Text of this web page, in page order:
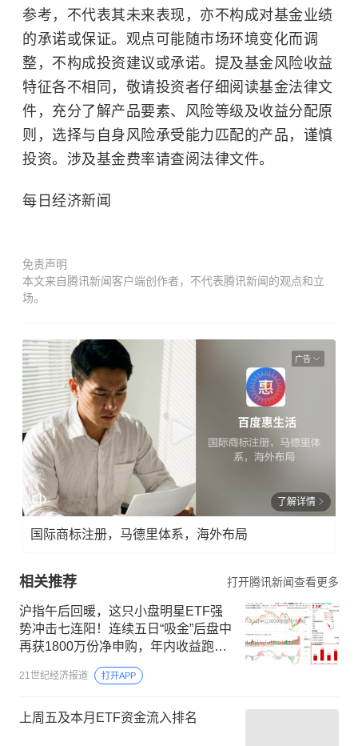
参考，不代表其未来表现，亦不构成对基金业绩
的承诺或保证。观点可能随市场环境变化而调
整，不构成投资建议或承诺。提及基金风险收益
特征各不相同，敬请投资者仔细阅读基金法律文
件，充分了解产品要素、风险等级及收益分配原
则，选择与自身风险承受能力匹配的产品，谨慎
投资。涉及基金费率请查阅法律文件。
每日经济新闻
免责声明
本文来自腾讯新闻客户端创作者，不代表腾讯新闻的观点和立
场。
广告
了解详情
国际商标注册，马德里体系，海外布局
相关推荐 打开腾讯新闻查看更多
沪指午后回暖，这只小盘明星ETF强
势冲击七连阳！连续五日“吸金”后盘中
再获1800万份净申购，年内收益跑赢
基准指数超13个百分点
21世纪经济报道 打开APP
上周五及本月ETF资金流入排名